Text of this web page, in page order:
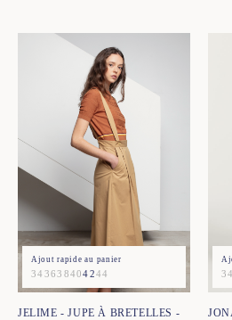
Ajout rapide au panier
34 3638404244
JELIME - JUPE À BRETELLES -
34